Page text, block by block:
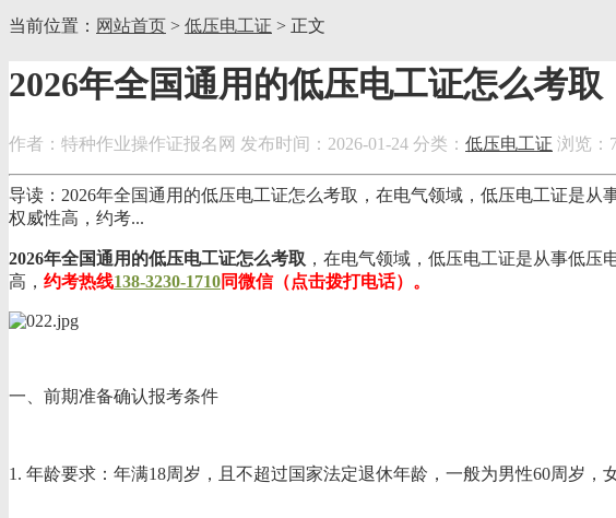
当前位置： 网站首页 > 低压电工证 > 正文
2026年全国通用的低压电工证怎么考取
作者：特种作业操作证报名网 发布时间：2026-01-24 分类： 低压电工证 浏览：
导读：2026年全国通用的低压电工证怎么考取，在电气领域，低压电工证是
权威性高，约考...
2026年全国通用的低压电工证怎么考取 ，在电气领域，低压电工证是从事低
高， 约考热线138-3230-1710同微信（点击拨打电话）。
一、前期准备确认报考条件
1. 年龄要求：年满18周岁，且不超过国家法定退休年龄，一般为男性60周岁